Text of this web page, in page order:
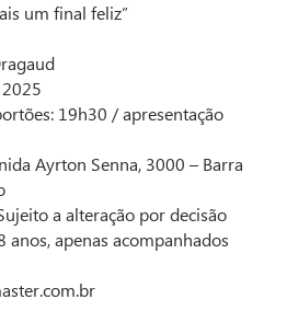
um final feliz”
19h30 / apresentação
Ayrton Senna, 3000 – Barra
a alteração por decisão
anos, apenas acompanhados